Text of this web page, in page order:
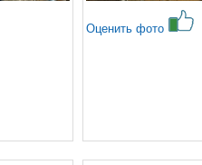
Оценить фото